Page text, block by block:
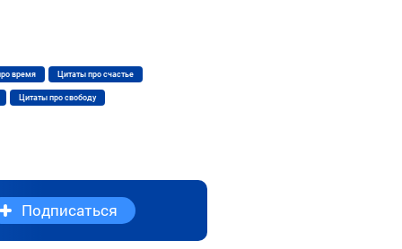
время Цитаты про счастье
Цитаты про свободу
Подписаться